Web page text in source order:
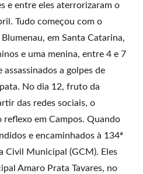
e entre eles aterrorizaram o
Tudo começou com o
em Santa Catarina,
e uma menina, entre 4 e 7
a golpes de
No dia 12, fruto da
das redes sociais, o
em Campos. Quando
e encaminhados à 134ª
Civil Municipal (GCM). Eles
Amaro Prata Tavares, no